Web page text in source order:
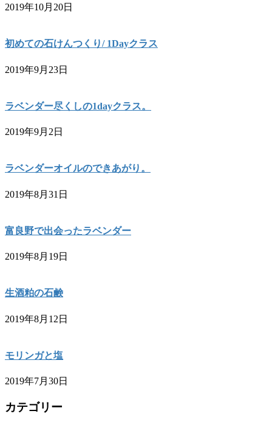
2019年10月20日
初めての石けんつくり/ 1Dayクラス
2019年9月23日
ラベンダー尽くしの1dayクラス。
2019年9月2日
ラベンダーオイルのできあがり。
2019年8月31日
富良野で出会ったラベンダー
2019年8月19日
生酒粕の石鹸
2019年8月12日
モリンガと塩
2019年7月30日
カテゴリー